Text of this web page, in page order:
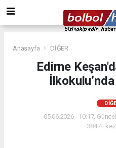
Anasayfa DİĞER
Edirne
05.06.2026 - 10:17,
3847+